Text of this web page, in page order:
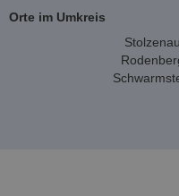
Orte im Umkreis
Stolzenau